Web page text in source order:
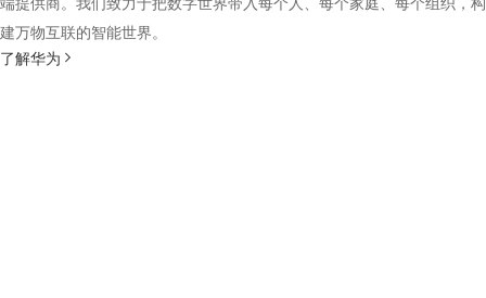
建万物互联的智能世界。
了解华为